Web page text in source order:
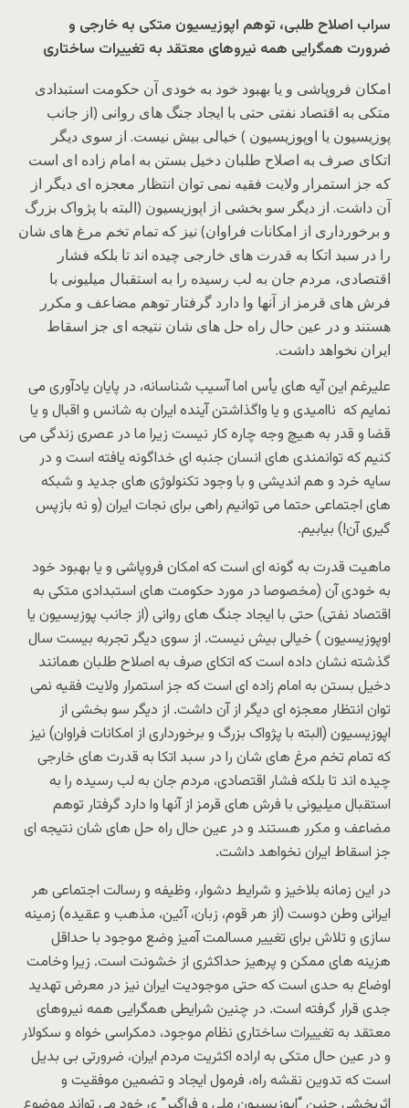
سراب اصلاح طلبی، توهم اپوزیسیون متکی به خارجی و
ضرورت همگرایى همه نیروهاى معتقد به تغییرات ساختارى
امکان فروپاشى و یا بهبود خود به خودی آن حکومت استبدادى
متکى به اقتصاد نفتى حتى با ایجاد جنگ هاى روانى (از جانب
پوزیسیون یا اوپوزیسیون ) خیالى بیش نیست. از سوى دیگر
اتکاى صرف به اصلاح طلبان دخیل بستن به امام زاده ای است
که جز استمرار ولایت فقیه نمى توان انتظار معجزه اى دیگر از
آن داشت. از دیگر سو بخشى از اپوزیسیون (البته با پژواک بزرگ
و برخوردارى از امکانات فراوان) نیز که تمام تخم مرغ های شان
را در سبد اتکا به قدرت هاى خارجى چیده اند تا بلکه فشار
اقتصادى، مردم جان به لب رسیده را به استقبال میلیونى با
فرش هاى قرمز از آنها وا دارد گرفتار توهم مضاعف و مکرر
هستند و در عین حال راه حل های شان نتیجه اى جز اسقاط
ایران نخواهد داشت.
علیرغم این آیه هاى یأس اما آسیب شناسانه، در پایان یادآورى مى
نمایم که ناامیدى و یا واگذاشتن آینده ایران به شانس و اقبال و یا
قضا و قدر به هیچ وجه چاره کار نیست زیرا ما در عصرى زندگى مى
کنیم که توانمندى هاى انسان جنبه اى خداگونه یافته است و در
سایه خرد و هم اندیشى و با وجود تکنولوژى هاى جدید و شبکه
هاى اجتماعى حتما مى توانیم راهى براى نجات ایران (و نه بازپس
گیرى آن!) بیابیم.
ماهیت قدرت به گونه اى است که امکان فروپاشى و یا بهبود خود
به خودی آن (مخصوصا در مورد حکومت هاى استبدادى متکى به
اقتصاد نفتى) حتى با ایجاد جنگ هاى روانى (از جانب پوزیسیون یا
اوپوزیسیون ) خیالى بیش نیست. از سوى دیگر تجربه بیست سال
گذشته نشان داده است که اتکاى صرف به اصلاح طلبان همانند
دخیل بستن به امام زاده ای است که جز استمرار ولایت فقیه نمى
توان انتظار معجزه اى دیگر از آن داشت. از دیگر سو بخشى از
اپوزیسیون (البته با پژواک بزرگ و برخوردارى از امکانات فراوان) نیز
که تمام تخم مرغ های شان را در سبد اتکا به قدرت هاى خارجى
چیده اند تا بلکه فشار اقتصادى، مردم جان به لب رسیده را به
استقبال میلیونى با فرش هاى قرمز از آنها وا دارد گرفتار توهم
مضاعف و مکرر هستند و در عین حال راه حل های شان نتیجه اى
جز اسقاط ایران نخواهد داشت.
در این زمانه بلاخیز و شرایط دشوار، وظیفه و رسالت اجتماعى هر
ایرانى وطن دوست (از هر قوم، زبان، آئین، مذهب و عقیده) زمینه
سازى و تلاش براى تغییر مسالمت آمیز وضع موجود با حداقل
هزینه هاى ممکن و پرهیز حداکثرى از خشونت است. زیرا وخامت
اوضاع به حدى است که حتى موجودیت ایران نیز در معرض تهدید
جدى قرار گرفته است. در چنین شرایطى همگرایى همه نیروهاى
معتقد به تغییرات ساختارى نظام موجود، دمکراسى خواه و سکولار
و در عین حال متکى به اراده اکثریت مردم ایران، ضرورتى بى بدیل
است که تدوین نقشه راه، فرمول ایجاد و تضمین موفقیت و